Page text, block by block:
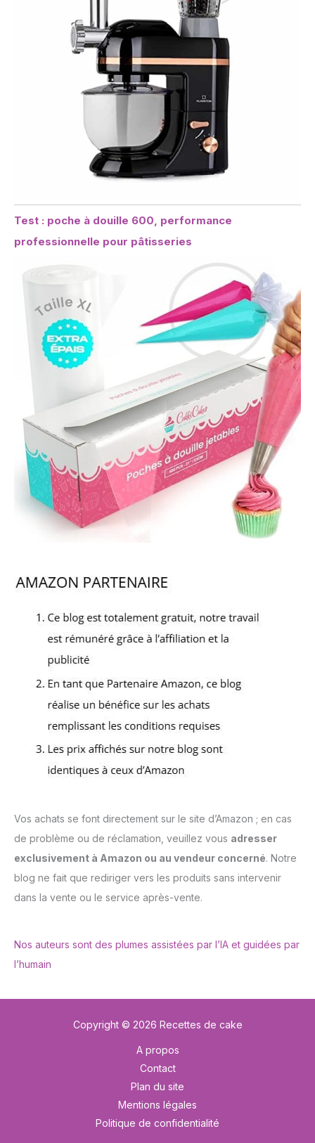
Test : poche à douille 600, performance
professionnelle pour pâtisseries
Vos achats se font directement sur le site d’Amazon ; en cas
de problème ou de réclamation, veuillez vous adresser
exclusivement à Amazon ou au vendeur concerné. Notre
blog ne fait que rediriger vers les produits sans intervenir
dans la vente ou le service après-vente.
Nos auteurs sont des plumes assistées par l’IA et guidées par
l’humain
Copyright © 2026 Recettes de cake
A propos
Contact
Plan du site
Mentions légales
Politique de confidentialité